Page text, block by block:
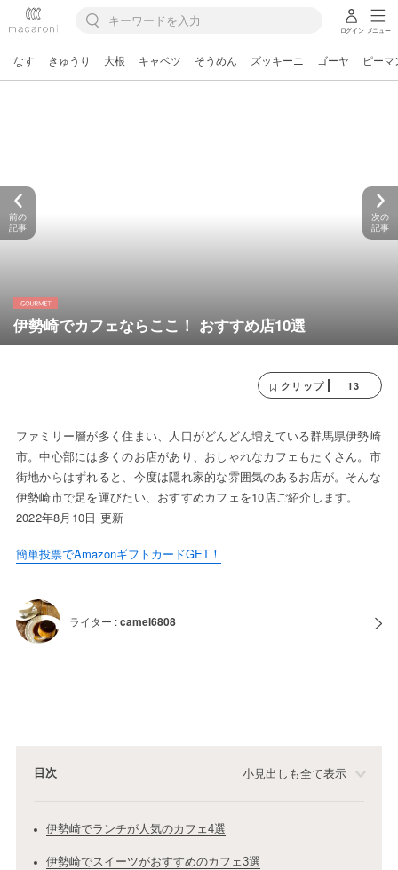
ログイン メニュー
なす きゅうり 大根 キャベツ そうめん ズッキーニ ゴーヤ ピーマ
伊勢崎でカフェならここ！ おすすめ店10選
前の
記事
次の
記事
クリップ 13
ファミリー層が多く住まい、人口がどんどん増えている群馬県伊勢崎
市。中心部には多くのお店があり、おしゃれなカフェもたくさん。市
街地からはずれると、今度は隠れ家的な雰囲気のあるお店が。そんな
伊勢崎市で足を運びたい、おすすめカフェを10店ご紹介します。
2022年8月10日 更新
簡単投票でAmazonギフトカードGET！
ライター :camel6808
目次 小見出しも全て表示
伊勢崎でランチが人気のカフェ4選
伊勢崎でスイーツがおすすめのカフェ3選